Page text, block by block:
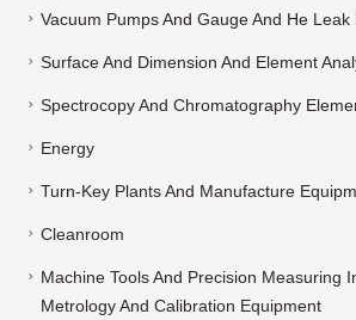
Vacuum Pumps And Gauge And He Leak
Surface And Dimension And Element
Spectrocopy And Chromatography
Energy
Turn-Key Plants And Manufacture
Cleanroom
Machine Tools And Precision Measuring
Metrology And Calibration Equipment